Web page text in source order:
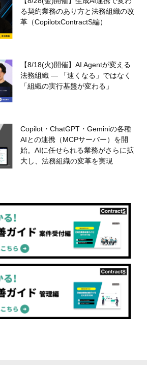
る契約業務のあり方と法務組織の改
革（CopilotxContractS編）
【8/18(火)開催】AI Agentが変える
法務組織 — 「速くなる」ではなく
「組織の実行基盤が変わる」
Copilot・ChatGPT・Geminiの各種
AIとの連携（MCPサーバー）を開
始。AIに任せられる業務がさらに拡
大し、法務組織の変革を実現